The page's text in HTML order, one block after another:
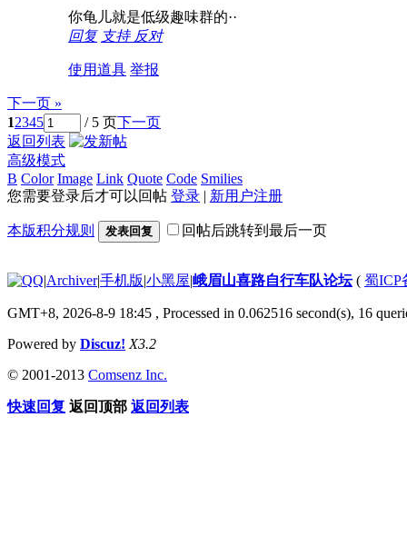
你龟儿就是低级趣味群的··
回复 支持 反对
使用道具 举报
下一页 »
12345 / 5 页下一页
返回列表
高级模式
B Color Image Link Quote Code Smilies
您需要登录后才可以回帖 登录 | 新用户注册
本版积分规则 发表回复 回帖后跳转到最后一页
|Archiver|手机版|小黑屋|峨眉山喜路自行车队论坛( 蜀ICP
GMT+8, 2026-8-9 18:45 , Processed in 0.062516 second(s), 16
Powered by Discuz! X3.2
© 2001-2013 Comsenz Inc.
快速回复 返回顶部 返回列表